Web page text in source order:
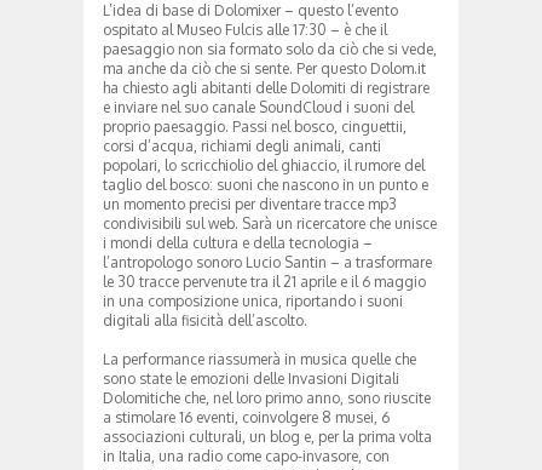
L’idea di base di Dolomixer – questo l’evento
ospitato al Museo Fulcis alle 17:30 – è che il
paesaggio non sia formato solo da ciò che si vede,
ma anche da ciò che si sente. Per questo Dolom.it
ha chiesto agli abitanti delle Dolomiti di registrare
e inviare nel suo canale SoundCloud i suoni del
proprio paesaggio. Passi nel bosco, cinguettii,
corsi d’acqua, richiami degli animali, canti
popolari, lo scricchiolio del ghiaccio, il rumore del
taglio del bosco: suoni che nascono in un punto e
un momento precisi per diventare tracce mp3
condivisibili sul web. Sarà un ricercatore che unisce
i mondi della cultura e della tecnologia –
l’antropologo sonoro Lucio Santin – a trasformare
le 30 tracce pervenute tra il 21 aprile e il 6 maggio
in una composizione unica, riportando i suoni
digitali alla fisicità dell’ascolto.
La performance riassumerà in musica quelle che
sono state le emozioni delle Invasioni Digitali
Dolomitiche che, nel loro primo anno, sono riuscite
a stimolare 16 eventi, coinvolgere 8 musei, 6
associazioni culturali, un blog e, per la prima volta
in Italia, una radio come capo-invasore, con